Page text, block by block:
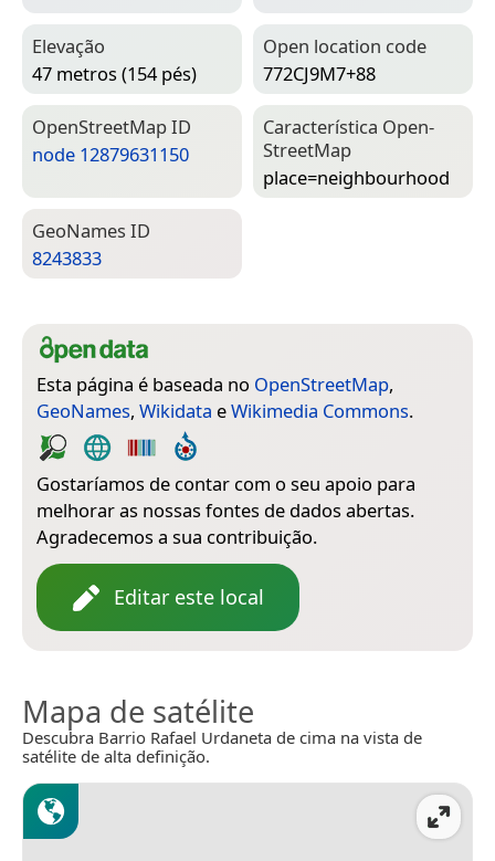
Elevação
47 metros (154 pés)
Open location code
772CJ9M7+88
Open­Street­Map ID
node 12879631150
Característica Open­
Street­Map
place=­neighbourhood
Geo­Names ID
8243833
Esta página é baseada no OpenStreetMap,
GeoNames, Wikidata eWikimedia Commons.
Gostaríamos de contar com o seu apoio para
melhorar as nossas fontes de dados abertas.
Agradecemos a sua contribuição.
Editar este local
Mapa de satélite
Descubra Barrio Rafael Urdaneta de cima na vista de
satélite de alta definição.